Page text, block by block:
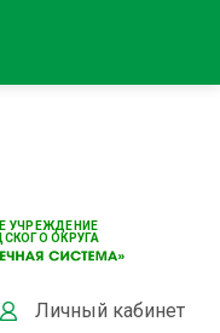
УЧРЕЖДЕНИЕ
ОКРУГА
Личный кабинет